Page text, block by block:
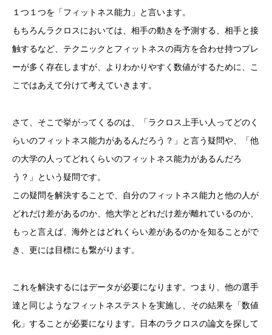
１つ１つを「フィットネス能力」と言います。
もちろんラクロスにおいては、相手の動きを予測する、相手と接
触するなど、テクニックとフィットネスの両方を合わせ持つプレ
ーが多く存在しますが、よりわかりやすく数値がするために、こ
こではあえて分けて考えていきます。
さて、そこで挙がってくるのは、「ラクロス上手い人ってどのく
らいのフィットネス能力があるんだろう？」と言う疑問や、「他
の大学の人ってどれくらいのフィットネス能力があるんだろ
う？」という疑問です。
この疑問を解決することで、自分のフィットネス能力と他の人が
どれだけ差があるのか、他大学とどれだけ差が離れているのか、
もっと言えば、海外とはどれくらい差があるのかを知ることがで
き、更には目標にも繋がります。
これを解決するにはデータが必要になります。つまり、他の選手
達と同じようなフィットネステストを実施し、その結果を「数値
化」することが必要になります。日本のラクロスの論文を探して